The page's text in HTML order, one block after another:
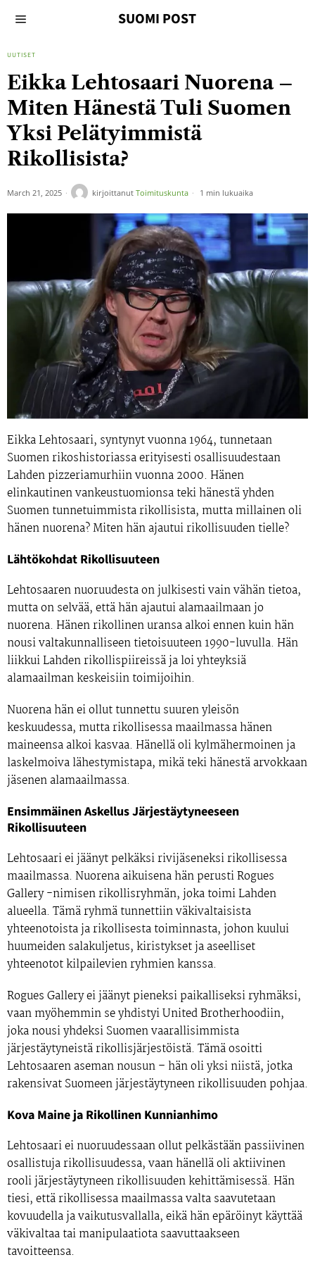
SUOMI POST
UUTISET
Eikka Lehtosaari Nuorena –
Miten Hänestä Tuli Suomen
Yksi Pelätyimmistä
Rikollisista?
March 21, 2025 kirjoittanut Toimituskunta 1 min lukuaika
Eikka Lehtosaari, syntynyt vuonna 1964, tunnetaan
Suomen rikoshistoriassa erityisesti osallisuudestaan
Lahden pizzeriamurhiin vuonna 2000. Hänen
elinkautinen vankeustuomionsa teki hänestä yhden
Suomen tunnetuimmista rikollisista, mutta millainen oli
hänen nuorena? Miten hän ajautui rikollisuuden tielle?
Lähtökohdat Rikollisuuteen
Lehtosaaren nuoruudesta on julkisesti vain vähän tietoa,
mutta on selvää, että hän ajautui alamaailmaan jo
nuorena. Hänen rikollinen uransa alkoi ennen kuin hän
nousi valtakunnalliseen tietoisuuteen 1990-luvulla. Hän
liikkuiLahden rikollispiireissä ja loi yhteyksiä
alamaailman keskeisiin toimijoihin.
Nuorena hän ei ollut tunnettu suuren yleisön
keskuudessa, mutta rikollisessa maailmassa hänen
maineensa alkoi kasvaa. Hänellä oli kylmähermoinen ja
laskelmoiva lähestymistapa, mikä teki hänestä arvokkaan
jäsenen alamaailmassa.
Ensimmäinen Askellus Järjestäytyneeseen
Rikollisuuteen
Lehtosaari ei jäänyt pelkäksi rivijäseneksi rikollisessa
maailmassa. Nuorena aikuisena hän perustiRogues
Gallery-nimisen rikollisryhmän, joka toimi Lahden
alueella. Tämä ryhmä tunnettiin väkivaltaisista
yhteenotoista ja rikollisesta toiminnasta, johon kuului
huumeiden salakuljetus, kiristykset ja aseelliset
yhteenototkilpailevien ryhmien kanssa.
Rogues Gallery ei jäänyt pieneksi paikalliseksi ryhmäksi,
vaan myöhemmin se yhdistyiUnited Brotherhoodiin,
joka nousi yhdeksi Suomen vaarallisimmista
järjestäytyneistä rikollisjärjestöistä. Tämä osoitti
Lehtosaaren aseman nousun – hän oli yksi niistä, jotka
rakensivat Suomeen järjestäytyneen rikollisuuden pohjaa.
Kova Maine ja Rikollinen Kunnianhimo
Lehtosaari ei nuoruudessaan ollut pelkästään passiivinen
osallistuja rikollisuudessa, vaan hänellä oli aktiivinen
rooli järjestäytyneen rikollisuuden kehittämisessä. Hän
tiesi, että rikollisessa maailmassa valta saavutetaan
kovuudella ja vaikutusvallalla, eikä hän epäröinyt käyttää
väkivaltaa tai manipulaatiota saavuttaakseen
tavoitteensa.